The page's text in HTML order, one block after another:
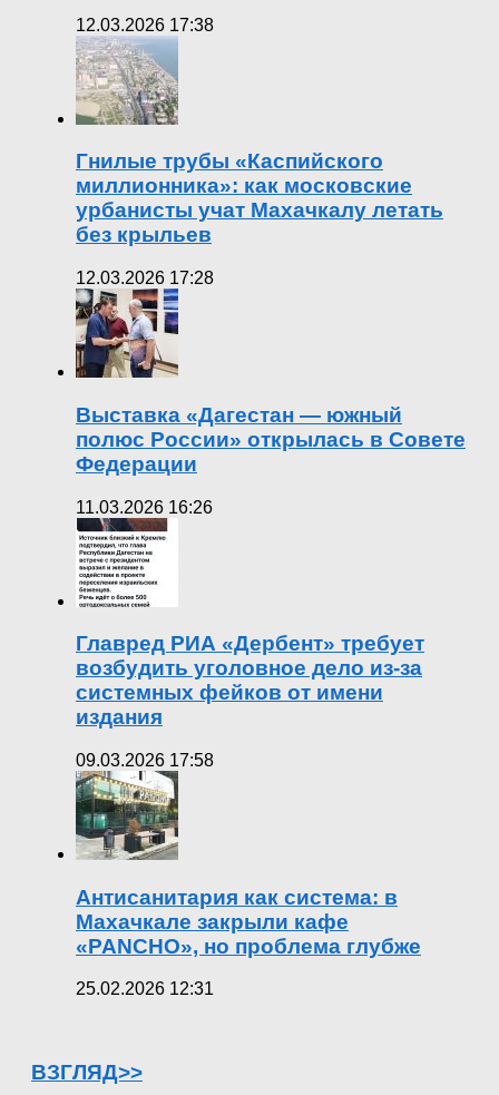
12.03.2026 17:38
Гнилые трубы «Каспийского
миллионника»: как московские
урбанисты учат Махачкалу летать
без крыльев
12.03.2026 17:28
Выставка «Дагестан — южный
полюс России» открылась в Совете
Федерации
11.03.2026 16:26
Главред РИА «Дербент» требует
возбудить уголовное дело из-за
системных фейков от имени
издания
09.03.2026 17:58
Антисанитария как система: в
Махачкале закрыли кафе
«PANCHO», но проблема глубже
25.02.2026 12:31
ВЗГЛЯД>>